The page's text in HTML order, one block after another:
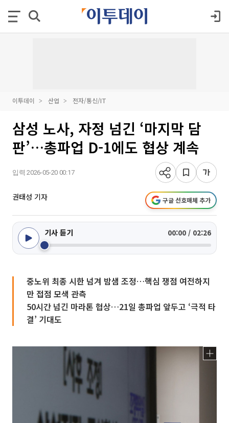
이투데이 산업 전자/통신/IT
삼성 노사, 자정 넘긴 ‘마지막 담
판’…총파업 D-1에도 협상 계속
입력 2026-05-20 00:17
권태성 기자 구글 선호매체 추가
기사 듣기 00:00 / 02:26
중노위 최종 시한 넘겨 밤샘 조정…핵심 쟁점 여전하지
만 접점 모색 관측
50시간 넘긴 마라톤 협상…21일 총파업 앞두고 ‘극적 타
결’ 기대도